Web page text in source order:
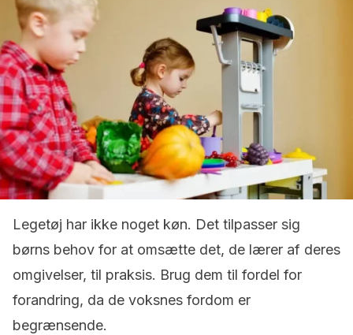
Legetøj har ikke noget køn. Det tilpasser sig
børns behov for at omsætte det, de lærer af deres
omgivelser, til praksis. Brug dem til fordel for
forandring, da de voksnes fordom er
begrænsende.